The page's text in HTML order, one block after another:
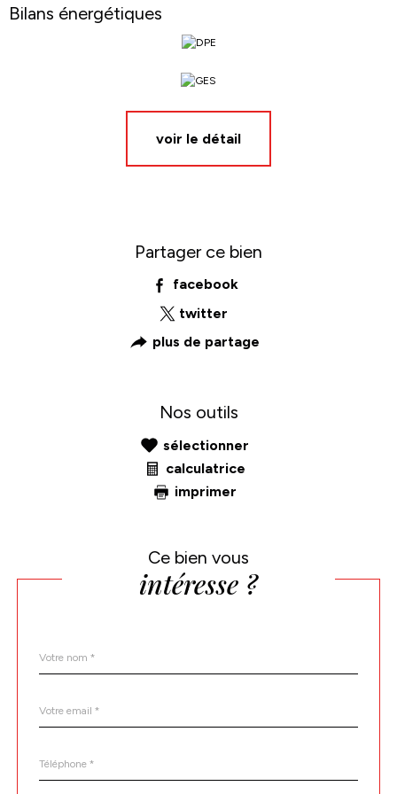
Bilans énergétiques
voir le détail
Partager ce bien
facebook
twitter
plus de partage
Nos outils
sélectionner
calculatrice
imprimer
Ce bien vous
intéresse ?
par
*
*
*